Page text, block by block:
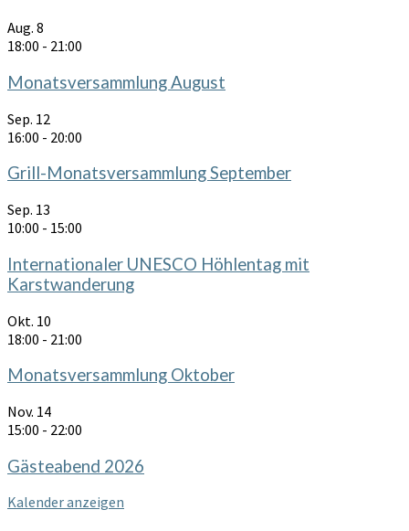
Aug. 8
18:00 - 21:00
Monatsversammlung August
Sep. 12
16:00 - 20:00
Grill-Monatsversammlung September
Sep. 13
10:00 - 15:00
Internationaler UNESCO Höhlentag mit
Karstwanderung
Okt. 10
18:00 - 21:00
Monatsversammlung Oktober
Nov. 14
15:00 - 22:00
Gästeabend 2026
Kalender anzeigen